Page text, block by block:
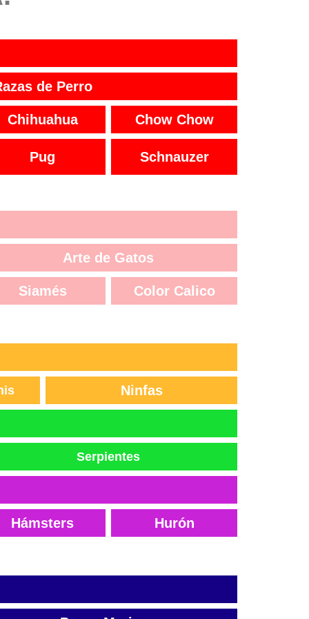
de Perro
Chihuahua Chow Chow
Pug Schnauzer
Arte de Gatos
Siamés Color Calico
Ninfas
Serpientes
Hámsters Hurón